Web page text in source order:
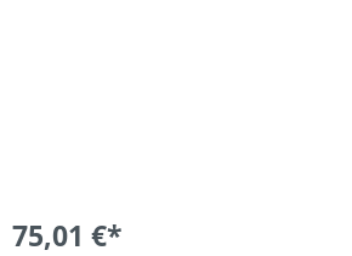
75,01 €*